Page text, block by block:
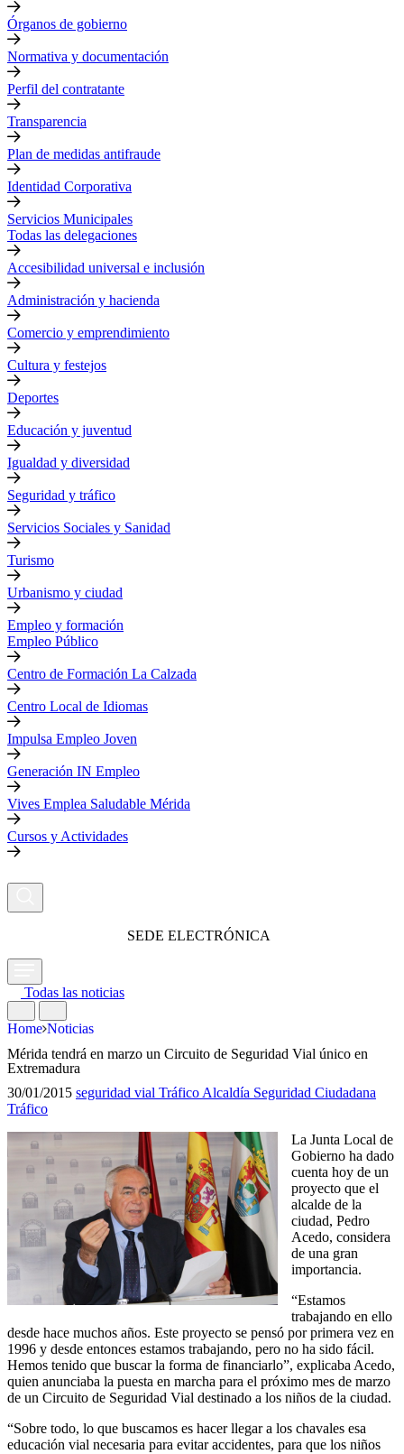
Órganos de gobierno
Normativa y documentación
Perfil del contratante
Transparencia
Plan de medidas antifraude
Identidad Corporativa
Servicios Municipales
Todas las delegaciones
Accesibilidad universal e inclusión
Administración y hacienda
Comercio y emprendimiento
Cultura y festejos
Deportes
Educación y juventud
Igualdad y diversidad
Seguridad y tráfico
Servicios Sociales y Sanidad
Turismo
Urbanismo y ciudad
Empleo y formación
Empleo Público
Centro de Formación La Calzada
Centro Local de Idiomas
Impulsa Empleo Joven
Generación IN Empleo
Vives Emplea Saludable Mérida
Cursos y Actividades
SEDE ELECTRÓNICA
Todas las noticias
Home Noticias
Mérida tendrá en marzo un Circuito de Seguridad Vial único en
Extremadura
30/01/2015 seguridad vial TráficoAlcaldía Seguridad Ciudadana
Tráfico
La Junta Local de
Gobierno ha dado
cuenta hoy de un
proyecto que el
alcalde de la
ciudad, Pedro
Acedo, considera
de una gran
importancia.
“Estamos
trabajando en ello
desde hace muchos años. Este proyecto se pensó por primera vez en
1996 y desde entonces estamos trabajando, pero no ha sido fácil.
Hemos tenido que buscar la forma de financiarlo”, explicaba Acedo,
quien anunciaba la puesta en marcha para el próximo mes de marzo
de un Circuito de Seguridad Vial destinado a los niños de la ciudad.
“Sobre todo, lo que buscamos es hacer llegar a los chavales esa
educación vial necesaria para evitar accidentes, para que los niños